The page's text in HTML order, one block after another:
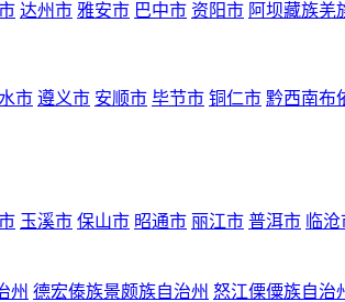
达州市 雅安市 巴中市 资阳市 阿坝藏族羌
市 遵义市 安顺市 毕节市 铜仁市 黔西南布
玉溪市 保山市 昭通市 丽江市 普洱市 临
州 德宏傣族景颇族自治州 怒江傈僳族自治